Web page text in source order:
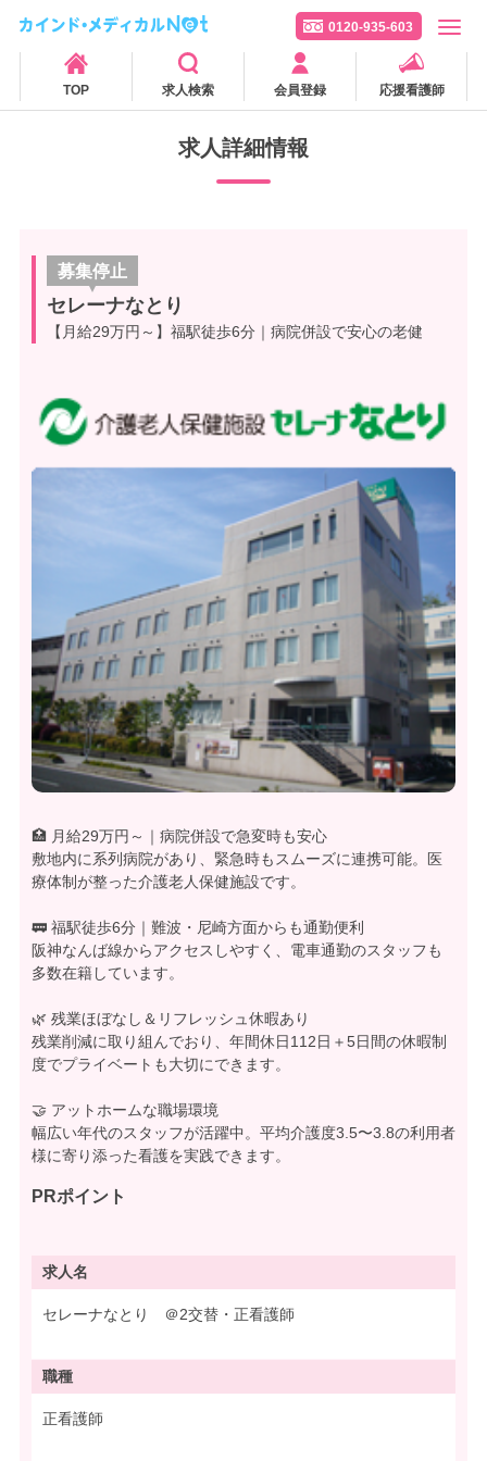
0120-935-603
TOP 求人検索 会員登録 応援看護師
求人詳細情報
募集停止
セレーナなとり
【月給29万円～】福駅徒歩6分｜病院併設で安心の老健
🏥 月給29万円～｜病院併設で急変時も安心
敷地内に系列病院があり、緊急時もスムーズに連携可能。医
療体制が整った介護老人保健施設です。
🚃 福駅徒歩6分｜難波・尼崎方面からも通勤便利
阪神なんば線からアクセスしやすく、電車通勤のスタッフも
多数在籍しています。
🌿 残業ほぼなし＆リフレッシュ休暇あり
残業削減に取り組んでおり、年間休日112日＋5日間の休暇制
度でプライベートも大切にできます。
🤝 アットホームな職場環境
幅広い年代のスタッフが活躍中。平均介護度3.5〜3.8の利用者
様に寄り添った看護を実践できます。
PRポイント
求人名
セレーナなとり ＠2交替・正看護師
職種
正看護師